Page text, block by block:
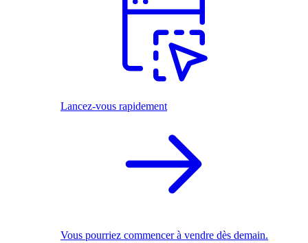
Lancez-vous rapidement
Vous pourriez commencer à vendre dès demain.